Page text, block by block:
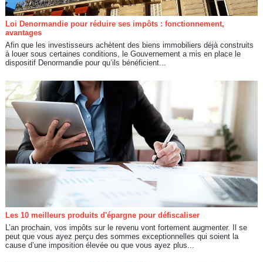
Loi Denormandie pour réduire ses impôts : fonctionnement,
avantages
Afin que les investisseurs achètent des biens immobiliers déjà construits
à louer sous certaines conditions, le Gouvernement a mis en place le
dispositif Denormandie pour qu’ils bénéficient...
Les 10 meilleurs produits d'épargne pour défiscaliser
L’an prochain, vos impôts sur le revenu vont fortement augmenter. Il se
peut que vous ayez perçu des sommes exceptionnelles qui soient la
cause d’une imposition élevée ou que vous ayez plus...